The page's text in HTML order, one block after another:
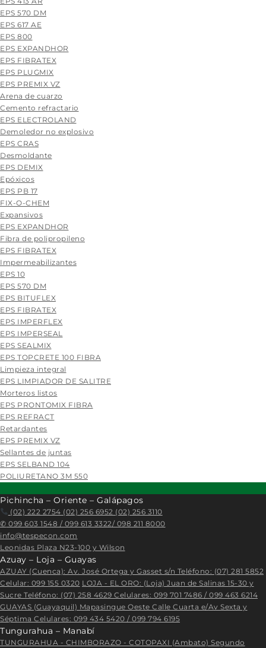
EPS 570 DM
EPS 617 AE
EPS 800
EPS EXPANDHOR
EPS FIBRATEX
EPS PLUGMIX
EPS PREMIX VZ
Arena de cuarzo
Cemento refractario
EPS ELECTROLAND
Demoledor no explosivo
EPS CRAS
Desmoldante
EPS DEMIX
Epóxicos
EPS PB 17
FIX-O-CHEM
Expansivos
EPS EXPANDHOR
Fibra de polipropileno
EPS FIBRATEX
Impermeabilizantes
EPS 10
EPS 570 DM
EPS BITUFLEX
EPS FIBRATEX
EPS IMPERFLEX
EPS IMPERSEAL
EPS SEALMIX
EPS TOPCRETE 100 FIBRA
Limpieza integral
EPS LIMPIADOR DE SALITRE
Morteros listos
EPS PRONTOMIX FIBRA
EPS REFRACT
Retardantes
EPS PREMIX VZ
Sellantes de juntas
EPS SELBAND 104
POLIURETANO 3M 550
Pichincha – Oriente – Galápagos
(02) 222 2754 (02) 256 6952 (02) 256 3110
✆ 099 603 1548 / 099 613 3322/ 098 211 8000
info@tespecon.com
Leonidas Plaza N23-100 y Wilson
Azuay – Loja – Guayas
AZUAY (Cuenca): Av. José Ortega y Gasset s/n Teléfono: (07) 281 5852
Celular: 099 155 0320 LOJA - EL ORO: (Loja) Juan de Salinas 15-30 y
Sucre Teléfono: (07) 258 4629 Celulares: 099 701 7486 / 099 463 6214
GUAYAS (Guayaquil) Mapasingue Oeste Calle Cuarta e/Av Sexta y
Séptima Celulares: 099 434 5420 / 099 794 6195
Tungurahua – Manabí
TUNGURAHUA - CHIMBORAZO - COTOPAXI (Ambato) Segundo